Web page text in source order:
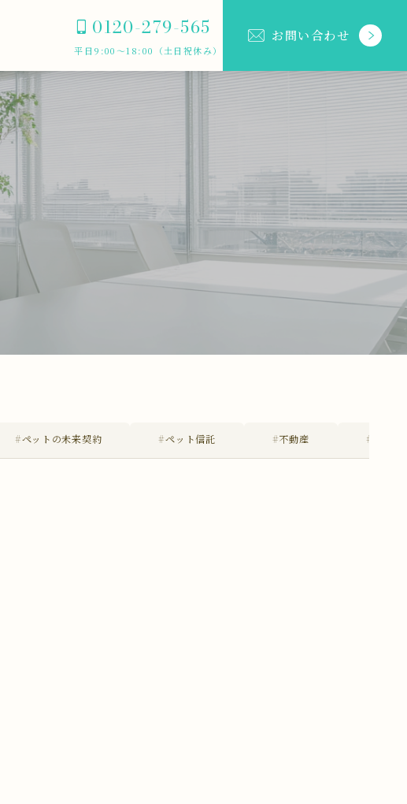
0120-279-565
平日9:00～18:00（土日祝休み）
お問い合わせ
#ペットの未来契約 #ペット信託 #不動産 #不在者